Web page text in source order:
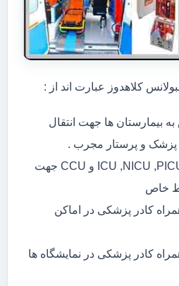
کلاهدوز عبارت اند از :
به بیمارستان ها جهت انتقال
پزشک و پرستار مجرب .
اعزام آمبولانس های ICU ,NICU ,PICU و CCU جهت
خاص
کادر پزشکی در اماکن
کادر پزشکی در نمایشگاه ها